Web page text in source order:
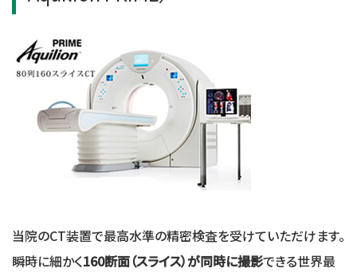
当院のCT装置で最高水準の精密検査を受けていただけます。
瞬時に細かく160断面（スライス）が同時に撮影できる世界最